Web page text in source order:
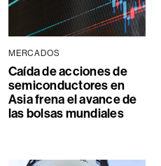
MERCADOS
Caída de acciones de
semiconductores en
Asia frena el avance de
las bolsas mundiales